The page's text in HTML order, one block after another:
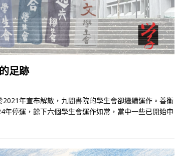
足跡
年宣布解散，九間書院的學生會卻繼續運作。善衡
停運，餘下六個學生會運作如常，當中一些已開始申